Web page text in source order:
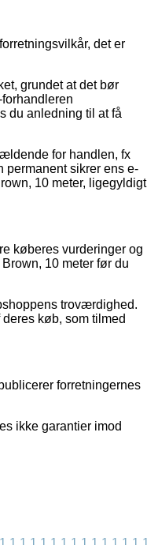
det er
grundet at det bør
du anledning til at få
for handlen, fx
permanent sikrer ens e-
10 meter, ligegyldigt
køberes vurderinger og
10 meter før du
troværdighed.
køb, som tilmed
forretningernes
ikke garantier imod